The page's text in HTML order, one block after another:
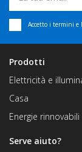
Accetto i termini e
Prodotti
Elettricità e
Casa
Energie rinnovabili
Serve aiuto?